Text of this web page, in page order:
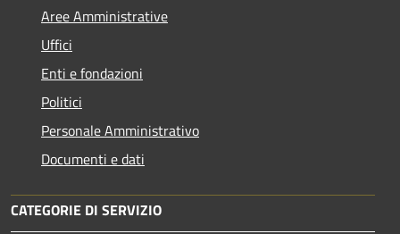
Aree Amministrative
Uffici
Enti e fondazioni
Politici
Personale Amministrativo
Documenti e dati
CATEGORIE DI SERVIZIO